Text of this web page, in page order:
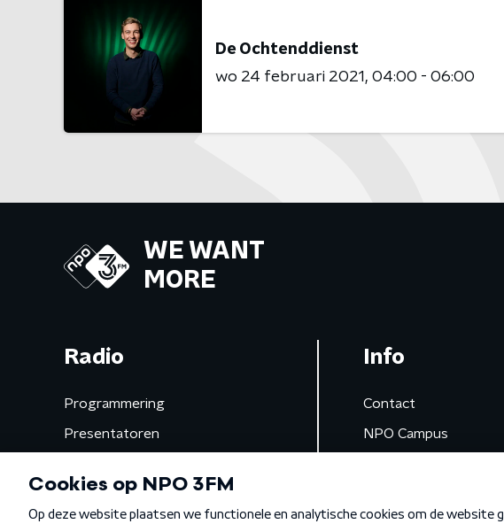
De Ochtenddienst
wo 24 februari 2021
04:00 - 06:00
WE WANT
MORE
Radio
Programmering
Presentatoren
Gemist
Info
Contact
NPO Campus